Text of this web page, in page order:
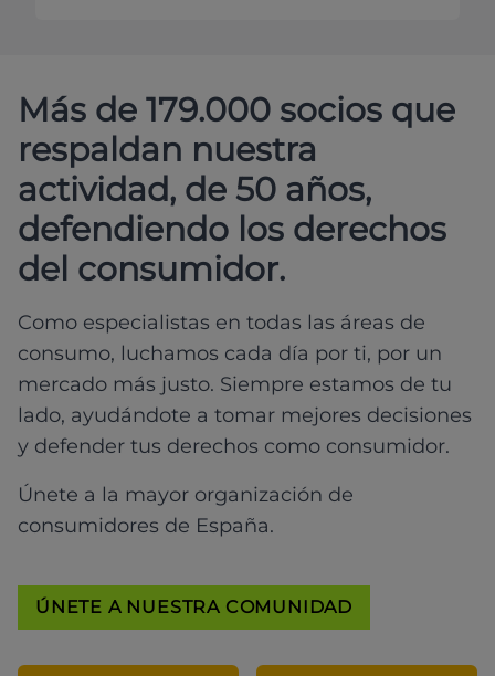
Más de 179.000 socios que
respaldan nuestra
actividad, de 50 años,
defendiendo los derechos
del consumidor.
Como especialistas en todas las áreas de
consumo, luchamos cada día por ti, por un
mercado más justo. Siempre estamos de tu
lado, ayudándote a tomar mejores decisiones
y defender tus derechos como consumidor.
Únete a la mayor organización de
consumidores de España.
ÚNETE A NUESTRA COMUNIDAD